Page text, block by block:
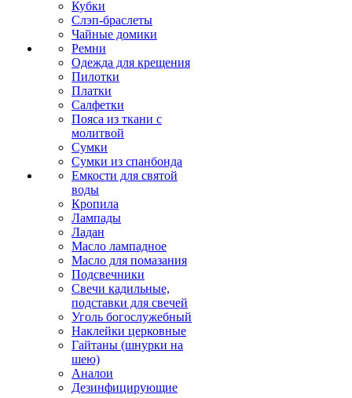
Кубки
Слэп-браслеты
Чайные домики
Ремни
Одежда для крещения
Пилотки
Платки
Салфетки
Пояса из ткани с
молитвой
Сумки
Сумки из спанбонда
Емкости для святой
воды
Кропила
Лампады
Ладан
Масло лампадное
Масло для помазания
Подсвечники
Свечи кадильные,
подставки для свечей
Уголь богослужебный
Наклейки церковные
Гайтаны (шнурки на
шею)
Аналои
Дезинфицирующие